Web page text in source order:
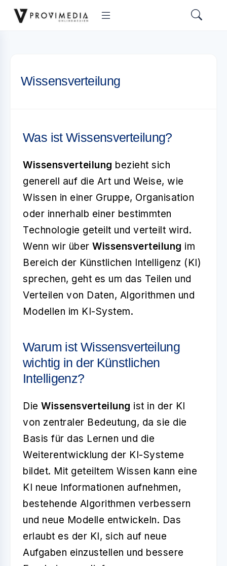
Wissensverteilung
Was ist Wissensverteilung?
Wissensverteilung bezieht sich
generell auf die Art und Weise, wie
Wissen in einer Gruppe, Organisation
oder innerhalb einer bestimmten
Technologie geteilt und verteilt wird.
Wenn wir über Wissensverteilung im
Bereich der Künstlichen Intelligenz (KI)
sprechen, geht es um das Teilen und
Verteilen von Daten, Algorithmen und
Modellen im KI-System.
Warum ist Wissensverteilung
wichtig in der Künstlichen
Intelligenz?
Die Wissensverteilung ist in der KI
von zentraler Bedeutung, da sie die
Basis für das Lernen und die
Weiterentwicklung der KI-Systeme
bildet. Mit geteiltem Wissen kann eine
KI neue Informationen aufnehmen,
bestehende Algorithmen verbessern
und neue Modelle entwickeln. Das
erlaubt es der KI, sich auf neue
Aufgaben einzustellen und bessere